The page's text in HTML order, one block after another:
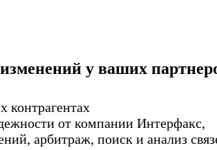
у ваших
контрагентах
от компании Интерфакс,
арбитраж, поиск и анализ